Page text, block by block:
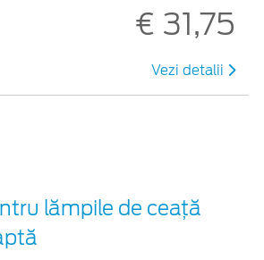
€ 31,75
Vezi detalii
lămpile de ceață